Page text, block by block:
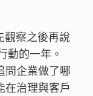
觀察之後再說
動的一年。
問企業做了哪
治理與客戶